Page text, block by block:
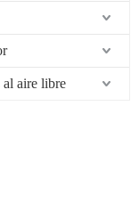
al aire libre